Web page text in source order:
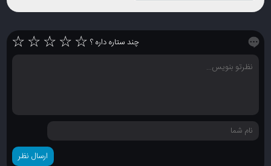
چند ستاره داره ؟ ☆
☆
☆
☆
☆